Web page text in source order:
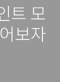
트 모
보자